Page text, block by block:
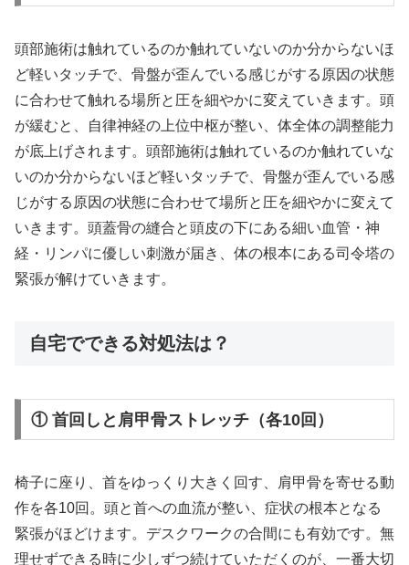
頭部施術は触れているのか触れていないのか分からないほ
ど軽いタッチで、骨盤が歪んでいる感じがする原因の状態
に合わせて触れる場所と圧を細やかに変えていきます。頭
が緩むと、自律神経の上位中枢が整い、体全体の調整能力
が底上げされます。頭部施術は触れているのか触れていな
いのか分からないほど軽いタッチで、骨盤が歪んでいる感
じがする原因の状態に合わせて場所と圧を細やかに変えて
いきます。頭蓋骨の縫合と頭皮の下にある細い血管・神
経・リンパに優しい刺激が届き、体の根本にある司令塔の
緊張が解けていきます。
自宅でできる対処法は？
① 首回しと肩甲骨ストレッチ（各10回）
椅子に座り、首をゆっくり大きく回す、肩甲骨を寄せる動
作を各10回。頭と首への血流が整い、症状の根本となる
緊張がほどけます。デスクワークの合間にも有効です。無
理せずできる時に少しずつ続けていただくのが、一番大切